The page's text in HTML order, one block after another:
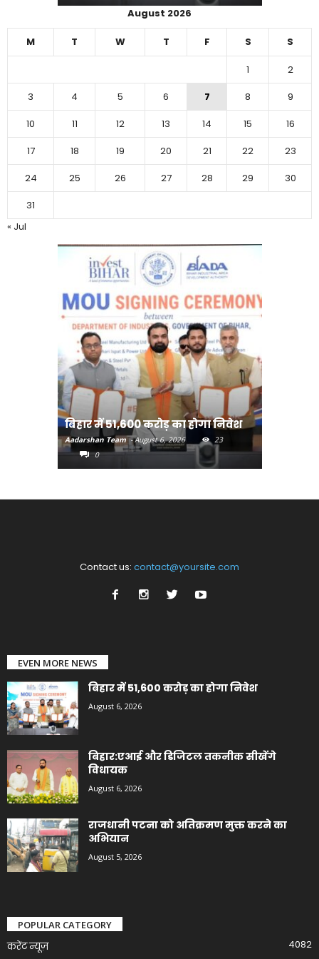
August 2026
M T W T F S S
1
2
3
4 5 6 7 8
9
10
11 12 13 14 15
16
17
18 19 20 21 22
23
24
25 26 27 28 29
30
31
« Jul
बिहार में 51,600 करोड़ का होगा निवेश
Aadarshan Team - August 6, 2026
23
0
Contact us: contact@yoursite.com
EVEN MORE NEWS
बिहार में 51,600 करोड़ का होगा निवेश
August 6, 2026
बिहार:एआई और डिजिटल तकनीक सीखेंगे
विधायक
August 6, 2026
राजधानी पटना को अतिक्रमण मुक्त करने का
अभियान
August 5, 2026
POPULAR CATEGORY
करेंट न्यूज़ 4082